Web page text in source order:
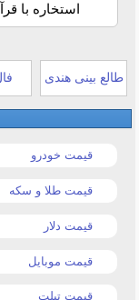
استخاره با
طالع بینی هندی
قیمت خودرو
قیمت طلا و سکه
قیمت دلار
قیمت موبایل
قیمت تبلت